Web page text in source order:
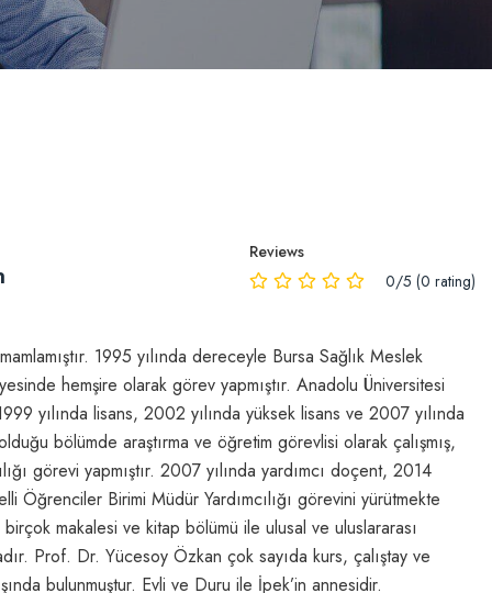
Reviews
0/5 (0 rating)
1995 yılında dereceyle Bursa Sağlık Meslek
hemşire olarak görev yapmıştır. Anadolu Üniversitesi
yılında lisans, 2002 yılında yüksek lisans ve 2007 yılında
bölümde araştırma ve öğretim görevlisi olarak çalışmış,
görevi yapmıştır. 2007 yılında yardımcı doçent, 2014
Öğrenciler Birimi Müdür Yardımcılığı görevini yürütmekte
makalesi ve kitap bölümü ile ulusal ve uluslararası
Prof. Dr. Yücesoy Özkan çok sayıda kurs, çalıştay ve
bulunmuştur. Evli ve Duru ile İpek’in annesidir.